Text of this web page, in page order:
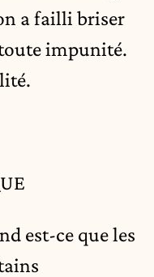
a failli briser
impunité.
est-ce que les